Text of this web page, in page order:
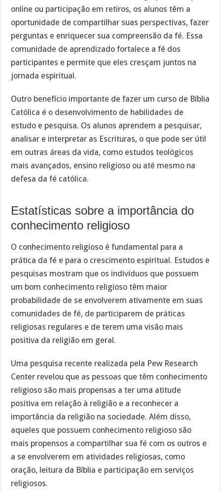
online ou participação em retiros, os alunos têm a
oportunidade de compartilhar suas perspectivas, fazer
perguntas e enriquecer sua compreensão da fé. Essa
comunidade de aprendizado fortalece a fé dos
participantes e permite que eles cresçam juntos na
jornada espiritual.
Outro benefício importante de fazer um curso de Bíblia
Católica é o desenvolvimento de habilidades de
estudo e pesquisa. Os alunos aprendem a pesquisar,
analisar e interpretar as Escrituras, o que pode ser útil
em outras áreas da vida, como estudos teológicos
mais avançados, ensino religioso ou até mesmo na
defesa da fé católica.
Estatísticas sobre a importância do
conhecimento religioso
O conhecimento religioso é fundamental para a
prática da fé e para o crescimento espiritual. Estudos e
pesquisas mostram que os indivíduos que possuem
um bom conhecimento religioso têm maior
probabilidade de se envolverem ativamente em suas
comunidades de fé, de participarem de práticas
religiosas regulares e de terem uma visão mais
positiva da religião em geral.
Uma pesquisa recente realizada pela Pew Research
Center revelou que as pessoas que têm conhecimento
religioso são mais propensas a ter uma atitude
positiva em relação à religião e a reconhecer a
importância da religião na sociedade. Além disso,
aqueles que possuem conhecimento religioso são
mais propensos a compartilhar sua fé com os outros e
a se envolverem em atividades religiosas, como
oração, leitura da Bíblia e participação em serviços
religiosos.